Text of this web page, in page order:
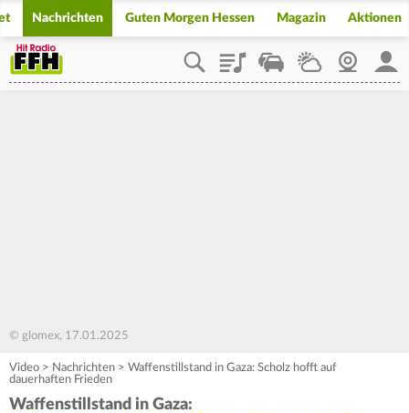
Nachrichten Guten Morgen Hessen Magazin Aktionen
PlaylistStaupilotWetterWebcam
© glomex, 17.01.2025
Video > Nachrichten > Waffenstillstand in Gaza: Scholz hofft auf
dauerhaften Frieden
Waffenstillstand in Gaza: